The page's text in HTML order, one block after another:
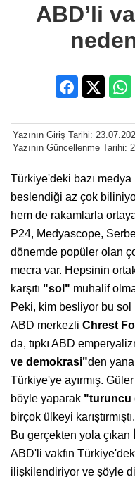
ABD’li
Yazının Giriş Tarihi:
Yazının Güncellenme Tarihi:
Türkiye'deki bazı medya
beslendiği az çok
hem de rakamlarla ortaya
P24, Medyascope,
dönemde popüler olan
mecra var. Hepsinin
karşıtı "sol" muhalif
Peki, kim besliyor bu
ABD merkezli Chrest
da, tıpkı ABD
ve demokrasi"den
Türkiye'ye ayırmış.
böyle yaparak "turuncu
birçok ülkeyi karıştırmıştı.
Bu gerçekten yola çıkan
ABD'li vakfın
ilişkilendiriyor ve şöyle